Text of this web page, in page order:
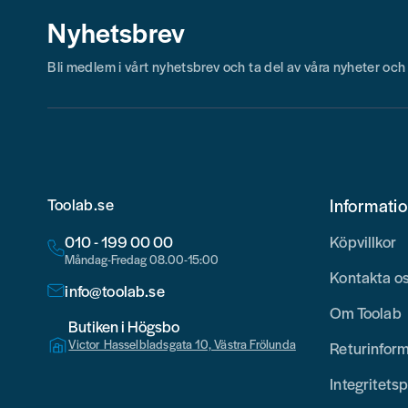
Nyhetsbrev
Bli medlem i vårt nyhetsbrev och ta del av våra nyheter
Toolab.se
010 - 199 00 00
Måndag-Fredag 08.00-15:00
info@toolab.se
Butiken i Högsbo
Victor Hasselbladsgata 10, Västra Frölunda
Köpvillkor
Kontakta
Om Toolab